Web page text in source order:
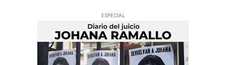
ESPECIAL